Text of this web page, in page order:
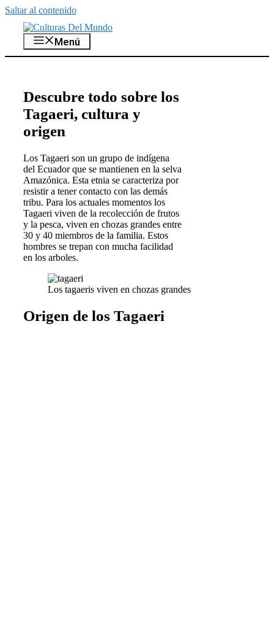
Saltar al contenido
Menú
Descubre todo sobre los
Tagaeri, cultura y
origen
Los Tagaeri son un grupo de indígena
del Ecuador que se mantienen en la selva
Amazónica. Esta etnia se caracteriza por
resistir a tener contacto con las demás
tribu. Para los actuales momentos los
Tagaeri viven de la recolección de frutos
y la pesca, viven en chozas grandes entre
30 y 40 miembros de la familia. Estos
hombres se trepan con mucha facilidad
en los arboles.
Los tagaeris viven en chozas grandes
Origen de los Tagaeri